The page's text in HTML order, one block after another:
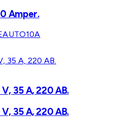
Amper.
35 A, 220 AB.
35 A, 220 AB.